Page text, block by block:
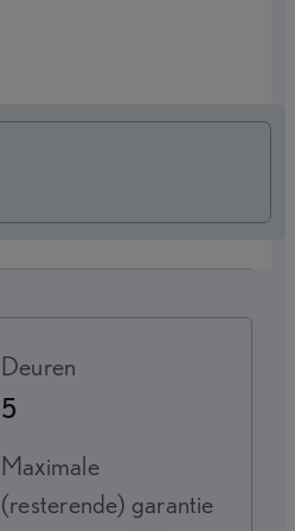
Deuren
5
Maximale
(resterende) garantie